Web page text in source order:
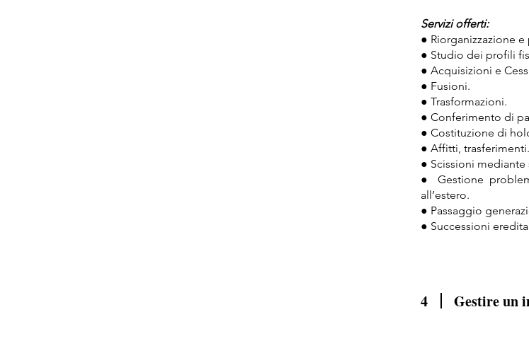
Servizi offerti:
● Riorganizzazione
● Studio dei profili
● Acquisizioni e
● Fusioni.
● Trasformazioni.
● Conferimento di
● Costituzione di
● Affitti, trasferimenti.
● Scissioni
● Gestione
all’estero.
● Passaggio
● Successioni
4 Gestire un